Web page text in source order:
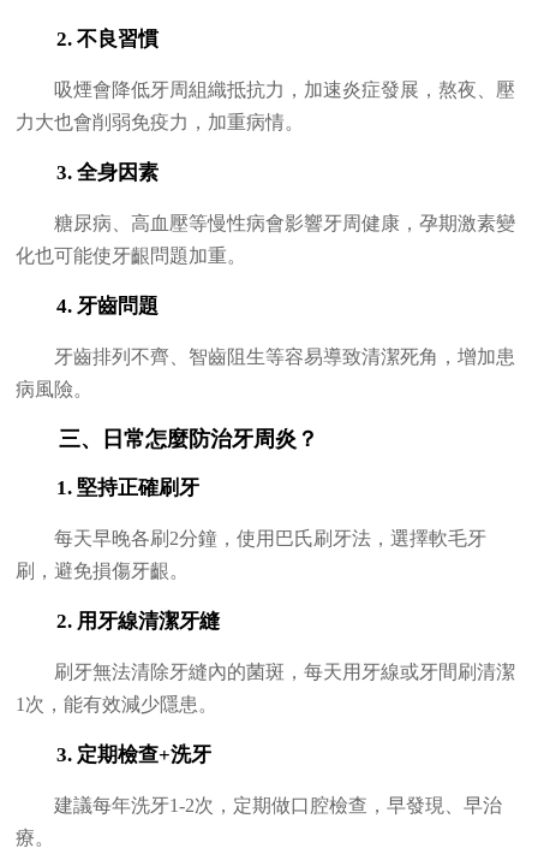
2. 不良習慣
吸煙會降低牙周組織抵抗力，加速炎症發展，熬夜、壓
力大也會削弱免疫力，加重病情。
3. 全身因素
糖尿病、高血壓等慢性病會影響牙周健康，孕期激素變
化也可能使牙齦問題加重。
4. 牙齒問題
牙齒排列不齊、智齒阻生等容易導致清潔死角，增加患
病風險。
三、日常怎麼防治牙周炎？
1. 堅持正確刷牙
每天早晚各刷2分鐘，使用巴氏刷牙法，選擇軟毛牙
刷，避免損傷牙齦。
2. 用牙線清潔牙縫
刷牙無法清除牙縫內的菌斑，每天用牙線或牙間刷清潔
1次，能有效減少隱患。
3. 定期檢查+洗牙
建議每年洗牙1-2次，定期做口腔檢查，早發現、早治
療。